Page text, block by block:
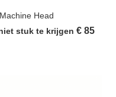
Head
stuk te krijgen € 85